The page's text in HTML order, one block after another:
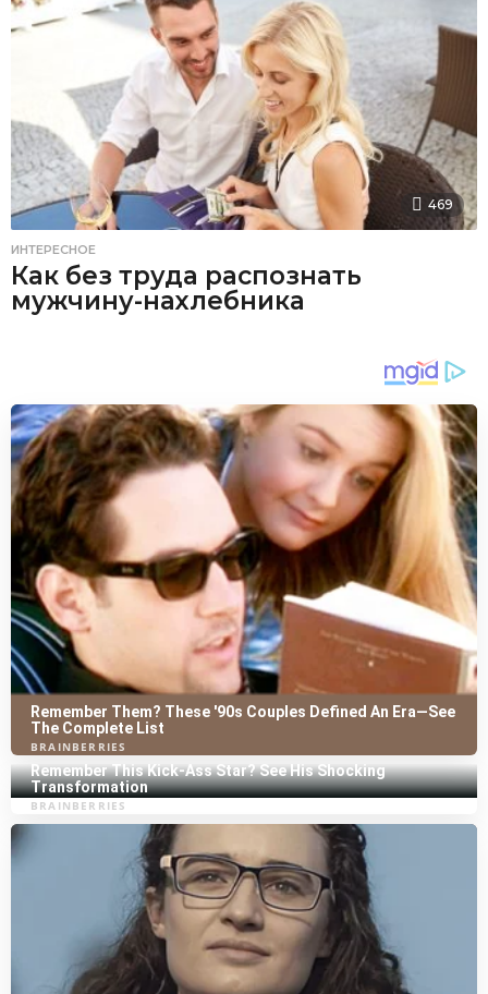
469
ИНТЕРЕСНОЕ
Как без труда распознать
мужчину-нахлебника